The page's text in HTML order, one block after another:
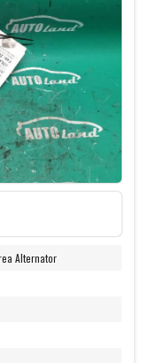
Alternator